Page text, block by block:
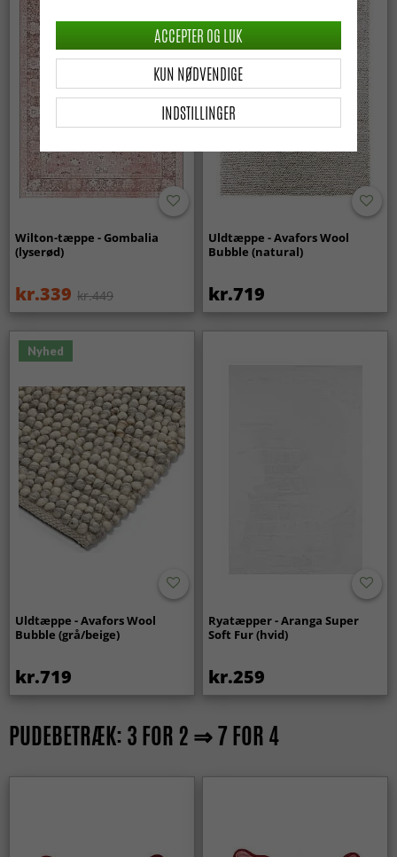
Wilton-tæppe - Gombalia
(lyserød)
kr.339 kr.449
Uldtæppe - Avafors Wool
Bubble (natural)
kr.719
Nyhed
Uldtæppe - Avafors Wool
Bubble (grå/beige)
kr.719
Ryatæpper - Aranga Super
Soft Fur (hvid)
kr.259
PUDEBETRÆK: 3 FOR 2 ⇒ 7 FOR 4
INDSTILLINGER
KUN NØDVENDIGE
ACCEPTER OG LUK